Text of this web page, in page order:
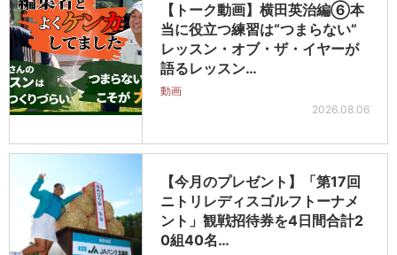
【トーク動画】横田英治編⑥本
当に役立つ練習は“つまらない”
レッスン・オブ・ザ・イヤーが
語るレッスン…
動画
2026.08.06
【今月のプレゼント】「第17回
ニトリレディスゴルフトーナメ
ント」観戦招待券を4日間合計2
0組40名…